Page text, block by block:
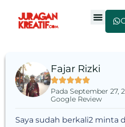
Fajar Rizki
Pada September 27,
Google Review
Saya sudah berkali2 minta